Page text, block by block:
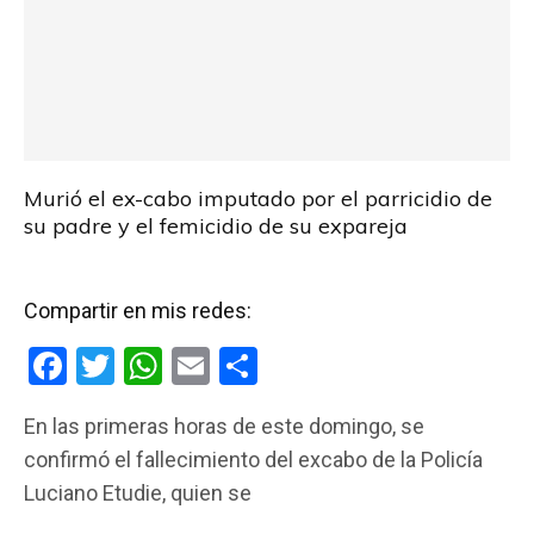
Murió el ex-cabo imputado por el parricidio de
su padre y el femicidio de su expareja
Compartir en mis redes:
F
ce
b
T
tt
er
W
at
s
A
E
ail m
p
En las primeras horas de este domingo, se
confirmó el fallecimiento del excabo de la Policía
Luciano Etudie, quien se